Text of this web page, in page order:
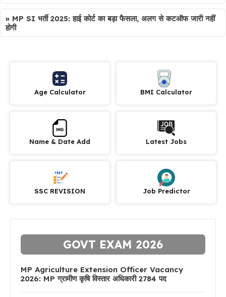
» MP SI भर्ती 2025: हाई कोर्ट का बड़ा फैसला, अलग से कटऑफ जारी नहीं
होगी
Age Calculator BMI Calculator
Name & Date Add Latest Jobs
SSC REVISION Job Predictor
GOVT EXAM 2026
MP Agriculture Extension Officer Vacancy
2026: MP ग्रामीण कृषि विस्तार अधिकारी 2784 पद